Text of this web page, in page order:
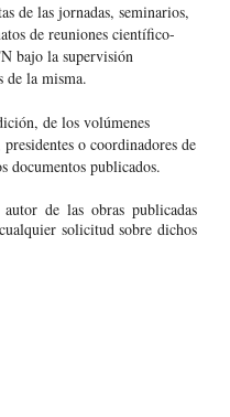
de las jornadas, seminarios,
de reuniones científico-
bajo la supervisión
de la misma.
de los volúmenes
o coordinadores de
documentos publicados.
de las obras publicadas
solicitud sobre dichos